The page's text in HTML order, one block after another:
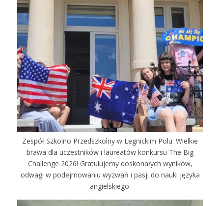
Zespół Szkolno Przedszkolny w Legnickim Polu: Wielkie
brawa dla uczestników i laureatów konkursu The Big
Challenge 2026! Gratulujemy doskonałych wyników,
odwagi w podejmowaniu wyzwań i pasji do nauki języka
angielskiego.